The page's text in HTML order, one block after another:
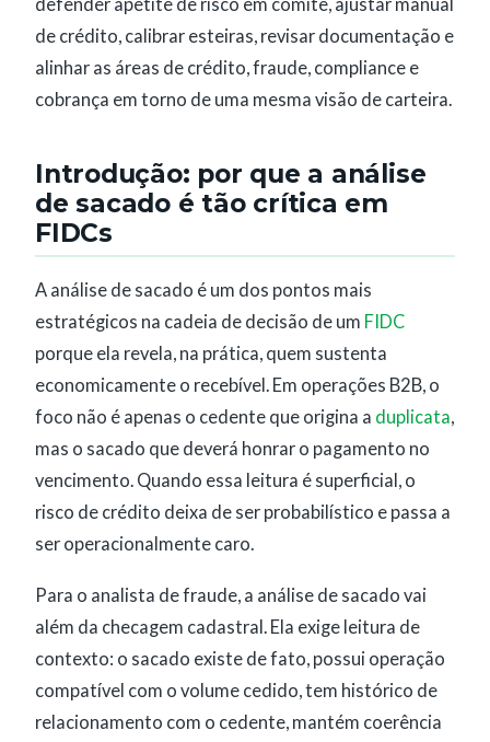
de crédito, calibrar esteiras, revisar documentação e
alinhar as áreas de crédito, fraude, compliance e
cobrança em torno de uma mesma visão de carteira.
Introdução: por que a análise
de sacado é tão crítica em
FIDCs
A análise de sacado é um dos pontos mais
estratégicos na cadeia de decisão de um FIDC
porque ela revela, na prática, quem sustenta
economicamente o recebível. Em operações B2B, o
foco não é apenas o cedente que origina a duplicata,
mas o sacado que deverá honrar o pagamento no
vencimento. Quando essa leitura é superficial, o
risco de crédito deixa de ser probabilístico e passa a
ser operacionalmente caro.
Para o analista de fraude, a análise de sacado vai
além da checagem cadastral. Ela exige leitura de
contexto: o sacado existe de fato, possui operação
compatível com o volume cedido, tem histórico de
relacionamento com o cedente, mantém coerência